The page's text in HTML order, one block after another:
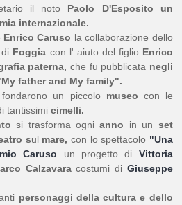
il noto Paolo D'Esposito un
internazionale.
Enrico Caruso la collaborazione dello
di Foggia con l' aiuto del figlioEnrico
paterna, che fu pubblicata negli
father and My family".
fondarono un piccolo museo con le
tantissimicimelli.
si trasforma ognianno in un set
sul mare, con lo spettacolo "Una
Caruso un progetto di Vittoria
Calzavaracostumi di Giuseppe
personaggi della cultura e dello